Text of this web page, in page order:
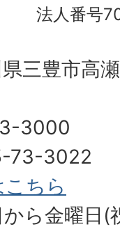
法人番号
三豊市高
3000
73-3022
ちら
ら金曜日(